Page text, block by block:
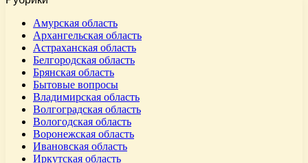
Амурская область
Архангельская область
Астраханская область
Белгородская область
Брянская область
Бытовые вопросы
Владимирская область
Волгоградская область
Вологодская область
Воронежская область
Ивановская область
Иркутская область